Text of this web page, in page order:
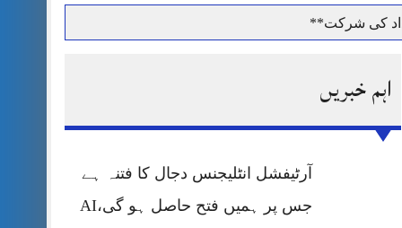
کی شرکت**
پر قربان
پریس کانفرنس
اہم خبریں
آرٹیفشل انٹلیجنس دجال کا فتنہ ہے
جس پر ہمیں فتح حاصل ہو گی،AI